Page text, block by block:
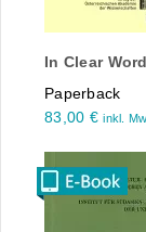
In Clear
Paperback
83,00 € inkl.